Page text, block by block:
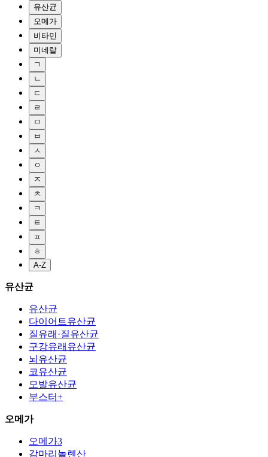
유산균
오메가
비타민
미네랄
ㄱ
ㄴ
ㄷ
ㄹ
ㅁ
ㅂ
ㅅ
ㅇ
ㅈ
ㅊ
ㅋ
ㅌ
ㅍ
ㅎ
A-Z
유산균
유산균
다이어트유산균
질유래·질유산균
구강유래유산균
뇌유산균
코유산균
모발유산균
부스터+
오메가
오메가3
감마리놀렌산